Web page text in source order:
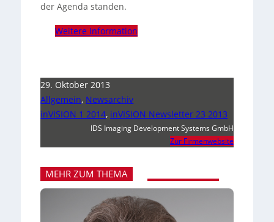
der Agenda standen.
Weitere Information
29. Oktober 2013
Allgemein, Newsarchiv
inVISION 1 2014, inVISION Newsletter 23 2013
IDS Imaging Development Systems GmbH
Zur Firmenwebsite
MEHR ZUM THEMA